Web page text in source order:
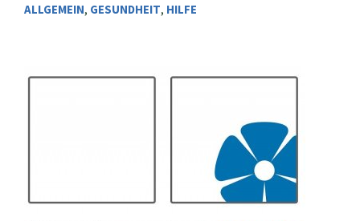
ALLGEMEIN, GESUNDHEIT, HILFE